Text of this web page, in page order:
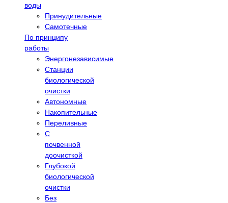
воды
Принудительные
Самотечные
По принципу
работы
Энергонезависимые
Станции
биологической
очистки
Автономные
Накопительные
Переливные
С
почвенной
доочисткой
Глубокой
биологической
очистки
Без